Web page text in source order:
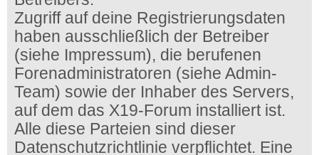
Zugriff auf deine Registrierungsdaten
haben ausschließlich der Betreiber
(siehe Impressum), die berufenen
Forenadministratoren (siehe Admin-
Team) sowie der Inhaber des Servers,
auf dem das X19-Forum installiert ist.
Alle diese Parteien sind dieser
Datenschutzrichtlinie verpflichtet. Eine